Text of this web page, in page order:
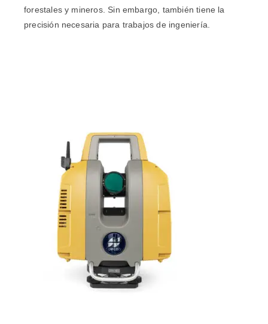
forestales y mineros. Sin embargo, también tiene la
precisión necesaria para trabajos de ingeniería.